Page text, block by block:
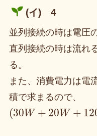
(イ) 4
並列接続の時は電圧
直列接続の時は流れ
る。
また、消費電力は電
積で求まるので、
(30W+ 20W+120W